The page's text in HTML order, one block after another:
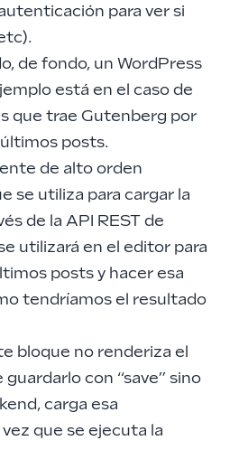
para ver si
de fondo, un WordPress
está en el caso de
que trae Gutenberg por
posts.
de alto orden
se utiliza para cargar la
de la API REST de
utilizará en el editor para
posts y hacer esa
tendríamos el resultado
bloque no renderiza el
guardarlo con “save” sino
carga esa
que se ejecuta la